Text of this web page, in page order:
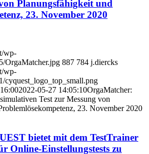
Planungsfähigkeit und
23. November 2020
wp-
OrgaMatcher.jpg 887 784 j.diercks
wp-
cyquest_logo_top_small.png
2022-05-27 14:05:10OrgaMatcher:
Test zur Messung von
23. November 2020
bietet mit dem TestTrainer
Online-Einstellungstests zu